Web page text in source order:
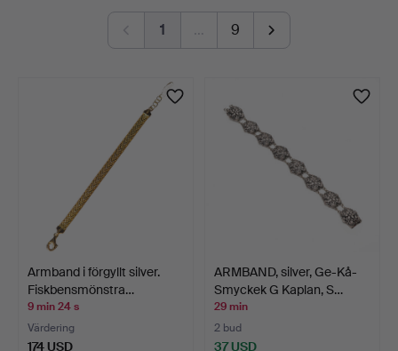
1 … 9
Armband i förgyllt silver.
Fiskbensmönstra…
9 min 24 s
Värdering
174 USD
ARMBAND, silver, Ge-Kå-
Smyckek G Kaplan, S…
29 min
2 bud
37 USD